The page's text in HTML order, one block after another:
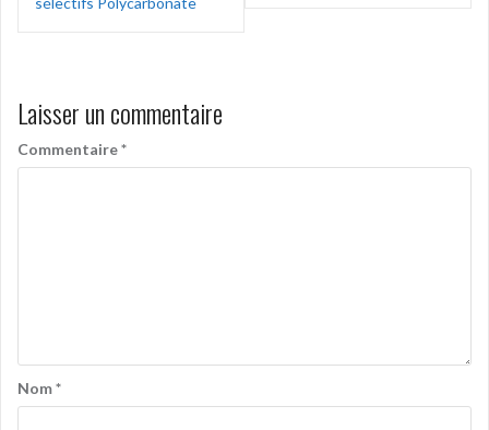
l’article
Laisser un commentaire
Commentaire*
Nom*